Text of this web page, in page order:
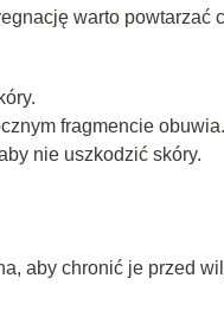
warto powtarzać
fragmencie obuwia.
nie uszkodzić skóry.
aby chronić je przed